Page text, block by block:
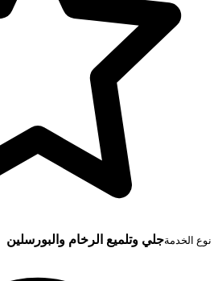
نوع الخدمةجلي وتلميع الرخام والبورسلين